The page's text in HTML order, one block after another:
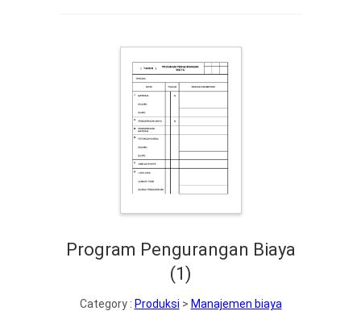
Program Pengurangan Biaya
(1)
Category : Produksi > Manajemen biaya